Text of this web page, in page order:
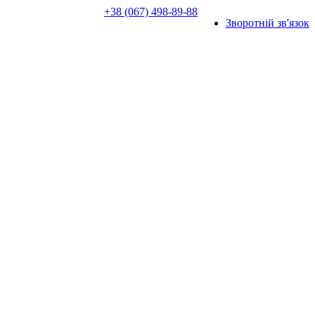
+38 (067) 498-89-88
Зворотній зв'язок